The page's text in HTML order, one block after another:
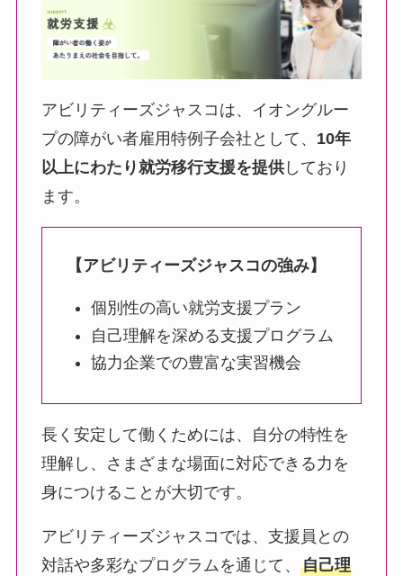
アビリティーズジャスコは、イオングルー
プの障がい者雇用特例子会社として、 10年
以上にわたり就労移行支援を提供しており
ます。
【アビリティーズジャスコの強み】
個別性の高い就労支援プラン
自己理解を深める支援プログラム
協力企業での豊富な実習機会
長く安定して働くためには、自分の特性を
理解し、さまざまな場面に対応できる力を
身につけることが大切です。
アビリティーズジャスコでは、支援員との
対話や多彩なプログラムを通じて、 自己理